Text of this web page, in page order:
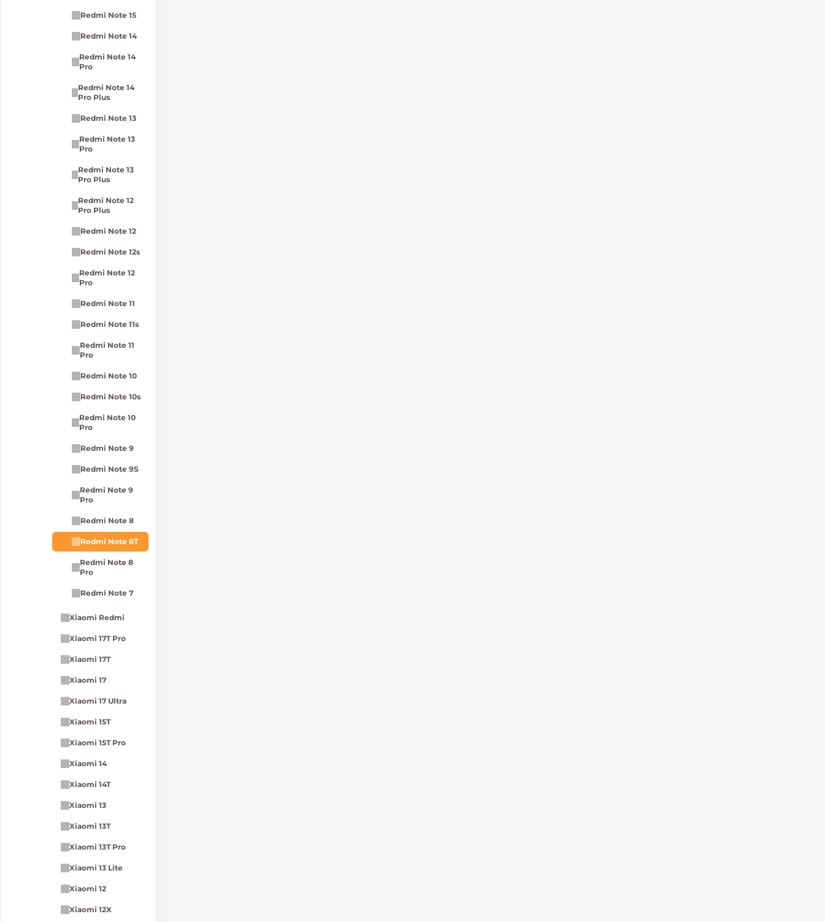
Redmi Note 15
Redmi Note 14
Redmi Note 14
Pro
Redmi Note 14
Pro Plus
Redmi Note 13
Redmi Note 13
Pro
Redmi Note 13
Pro Plus
Redmi Note 12
Pro Plus
Redmi Note 12
Redmi Note 12s
Redmi Note 12
Pro
Redmi Note 11
Redmi Note 11s
Redmi Note 11
Pro
Redmi Note 10
Redmi Note 10s
Redmi Note 10
Pro
Redmi Note 9
Redmi Note 9S
Redmi Note 9
Pro
Redmi Note 8
Redmi Note 8T
Redmi Note 8
Pro
Redmi Note 7
Xiaomi Redmi
Xiaomi 17T Pro
Xiaomi 17T
Xiaomi 17
Xiaomi 17 Ultra
Xiaomi 15T
Xiaomi 15T Pro
Xiaomi 14
Xiaomi 14T
Xiaomi 13
Xiaomi 13T
Xiaomi 13T Pro
Xiaomi 13 Lite
Xiaomi 12
Xiaomi 12X